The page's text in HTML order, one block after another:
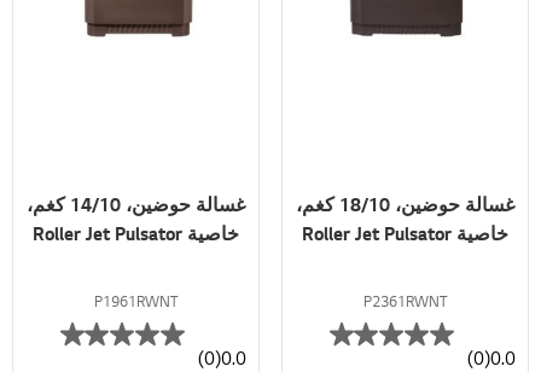
غسالة حوضين، 18/10 كغم،
خاصية Roller Jet Pulsator
P2361RWNT
0.0
(0)
غسالة حوضين، 14/10 كغم،
خاصية Roller Jet Pulsator
P1961RWNT
0.0
(0)